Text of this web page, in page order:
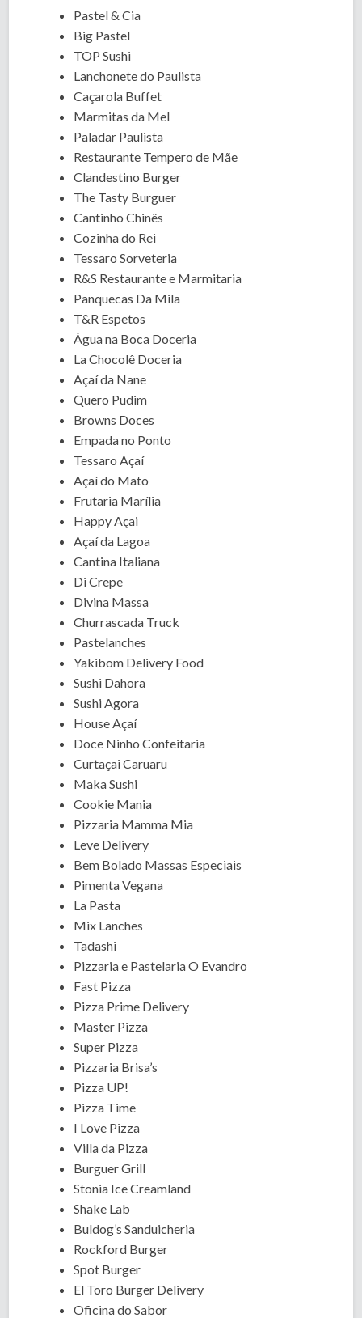
Pastel & Cia
Big Pastel
TOP Sushi
Lanchonete do Paulista
Caçarola Buffet
Marmitas da Mel
Paladar Paulista
Restaurante Tempero de Mãe
Clandestino Burger
The Tasty Burguer
Cantinho Chinês
Cozinha do Rei
Tessaro Sorveteria
R&S Restaurante e Marmitaria
Panquecas Da Mila
T&R Espetos
Água na Boca Doceria
La Chocolê Doceria
Açaí da Nane
Quero Pudim
Browns Doces
Empada no Ponto
Tessaro Açaí
Açaí do Mato
Frutaria Marília
Happy Açai
Açaí da Lagoa
Cantina Italiana
Di Crepe
Divina Massa
Churrascada Truck
Pastelanches
Yakibom Delivery Food
Sushi Dahora
Sushi Agora
House Açaí
Doce Ninho Confeitaria
Curtaçai Caruaru
Maka Sushi
Cookie Mania
Pizzaria Mamma Mia
Leve Delivery
Bem Bolado Massas Especiais
Pimenta Vegana
La Pasta
Mix Lanches
Tadashi
Pizzaria e Pastelaria O Evandro
Fast Pizza
Pizza Prime Delivery
Master Pizza
Super Pizza
Pizzaria Brisa’s
Pizza UP!
Pizza Time
I Love Pizza
Villa da Pizza
Burguer Grill
Stonia Ice Creamland
Shake Lab
Buldog’s Sanduicheria
Rockford Burger
Spot Burger
El Toro Burger Delivery
Oficina do Sabor